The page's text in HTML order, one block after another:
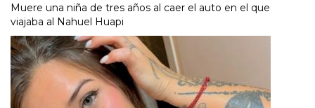
Muere una niña de tres años al caer el auto en el que
viajaba al Nahuel Huapi